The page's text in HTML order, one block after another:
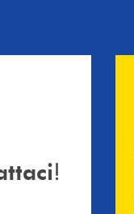
!
!